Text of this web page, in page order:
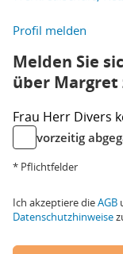
Profil melden
Melden Sie
über Margret
Frau Herr Divers
vorzeitig
* Pflichtfelder
Ich akzeptiere dieAGB
Datenschutzhinweise